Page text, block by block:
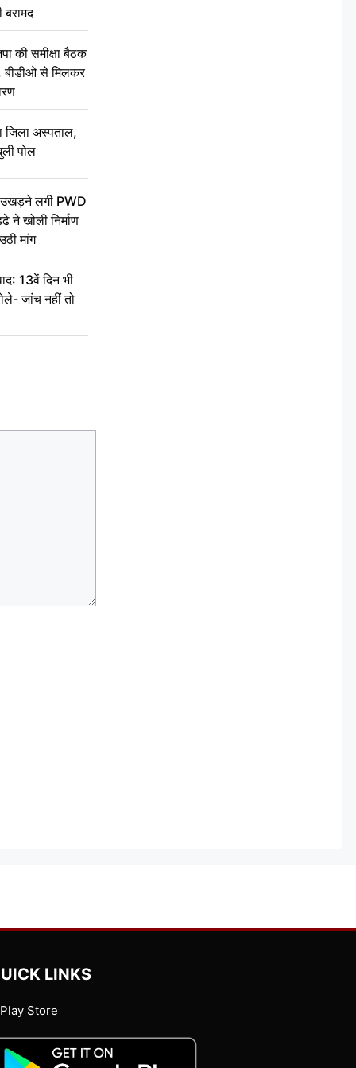
की समीक्षा बैठक
बीडीओ से मिलकर
जिला अस्पताल,
पोल
लगी PWD
खोली निर्माण
मांग
13वें दिन भी
जांच नहीं तो
LINKS
Play Store